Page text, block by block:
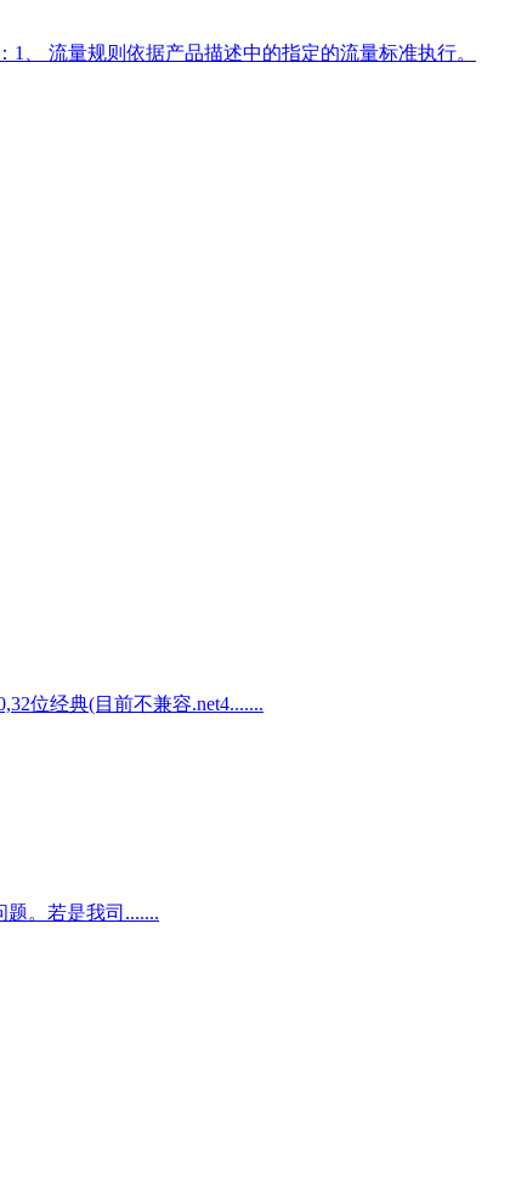
、 流量规则依据产品描述中的指定的流量标准执行。
位经典(目前不兼容.net4.......
。若是我司.......